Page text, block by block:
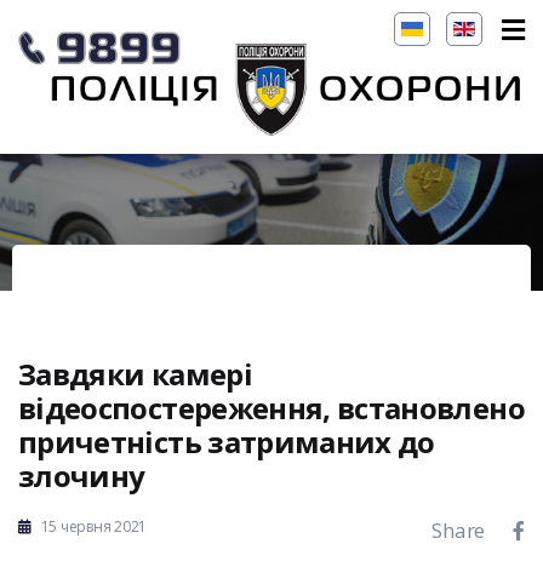
Завдяки камері
відеоспостереження, встановлено
причетність затриманих до
злочину
15 червня 2021 Share